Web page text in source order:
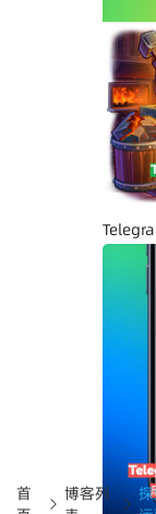
计、
升
员交
首
博客列